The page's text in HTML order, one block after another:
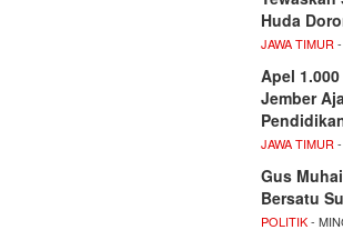
Huda
JAWA TIMUR
Apel
Jember
JAWA TIMUR
Gus
Bersatu
POLITIK-